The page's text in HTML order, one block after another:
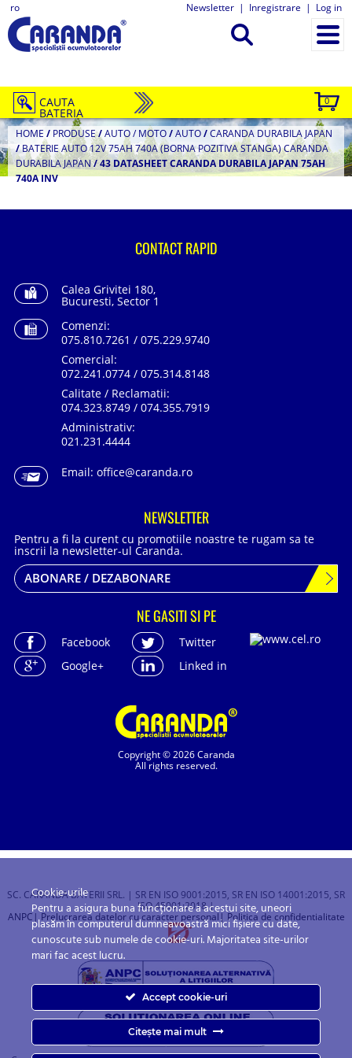
ro Newsletter | Inregistrare | Log in
0
CAUTA
BATERIA
HOME / PRODUSE/AUTO / MOTO/AUTO/CARANDA DURABILA JAPAN
/BATERIE AUTO 12V 75AH 740A (BORNA POZITIVA STANGA) CARANDA
DURABILA JAPAN/43 DATASHEET CARANDA DURABILA JAPAN 75AH
740A INV
Copyright © 2026 Caranda
All rights reserved.
CONTACT RAPID
Calea Grivitei 180,
Bucuresti, Sector 1
Comenzi:
075.810.7261 / 075.229.9740
Comercial:
072.241.0774 / 075.314.8148
Calitate / Reclamatii:
074.323.8749 / 074.355.7919
Administrativ:
021.231.4444
Email: office@caranda.ro
NEWSLETTER
Pentru a fi la curent cu promotiile noastre te rugam sa te
inscrii la newsletter-ul Caranda.
ABONARE / DEZABONARE
NE GASITI SI PE
Facebook
Twitter
Google+
Linked in
SC. CARANDA BATERII SRL. | SR EN ISO 9001:2015, SR EN ISO 14001:2015, SR
ISO 45001:2018 |
ANPC | Prelucrarea datelor cu caracter personal| Politica de confidentialitate
Cookie-urile
Pentru a asigura buna funcționare a acestui site, uneori
plasăm în computerul dumneavoastră mici fișiere cu date,
cunoscute sub numele de cookie-uri. Majoritatea site-urilor
mari fac acest lucru.
Accept cookie-uri
Citește mai mult